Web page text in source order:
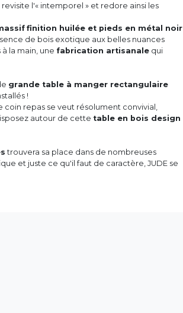
revisite l'« intemporel » et redore ainsi les
finition huilée et pieds en métal noir
de bois exotique aux belles nuances
la main, une fabrication artisanale qui
grande table à manger rectangulaire
!
repas se veut résolument convivial,
autour de cette table en bois design
trouvera sa place dans de nombreuses
et juste ce qu'il faut de caractère, JUDE se